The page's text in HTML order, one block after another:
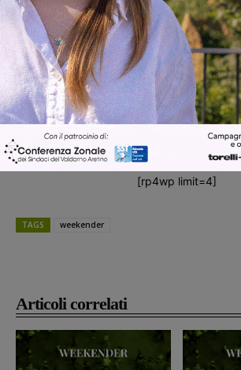
Articoli correlati
Martina Giardi
[rp4wp limit=4]
TAGS weekender